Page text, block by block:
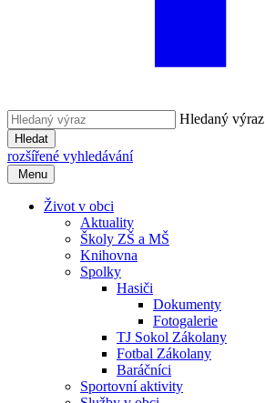
Hledaný výraz
Hledat
rozšířené vyhledávání
Menu
Život v obci
Aktuality
Školy ZŠ a MŠ
Knihovna
Spolky
Hasiči
Dokumenty
Fotogalerie
TJ Sokol Zákolany
Fotbal Zákolany
Baráčníci
Sportovní aktivity